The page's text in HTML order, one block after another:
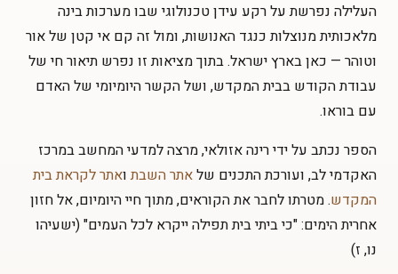
העלילה נפרשת על רקע עידן טכנולוגי שבו מערכות בינה
מלאכותית מנוצלות כנגד האנושות, ומול זה קם אי קטן של אור
וטוהר — כאן בארץ ישראל. בתוך מציאות זו נפרש תיאור חי של
עבודת הקודש בבית המקדש, ושל הקשר היומיומי של האדם
עם בוראו.
הספר נכתב על ידי רינה אזולאי, מרצה למדעי המחשב במרכז
האקדמי לב, ועורכת התכנים שלאתר השבתואתר לקראת בית
המקדש. מטרתו לחבר את הקוראים, מתוך חיי היומיום, אל חזון
אחרית הימים: "כי ביתי בית תפילה ייקרא לכל העמים" (ישעיהו
נו, ז)